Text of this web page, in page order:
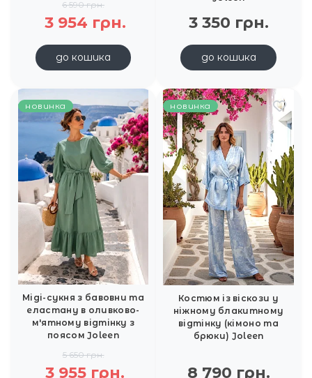
6 590 грн.
3 954 грн.
до кошика
3 350 грн.
до кошика
новинка
Міді-сукня з бавовни та
еластану в оливково-
м'ятному відтінку з
поясом Joleen
5 650 грн.
3 955 грн.
новинка
Костюм із віскози у
ніжному блакитному
відтінку (кімоно та
брюки) Joleen
8 790 грн.